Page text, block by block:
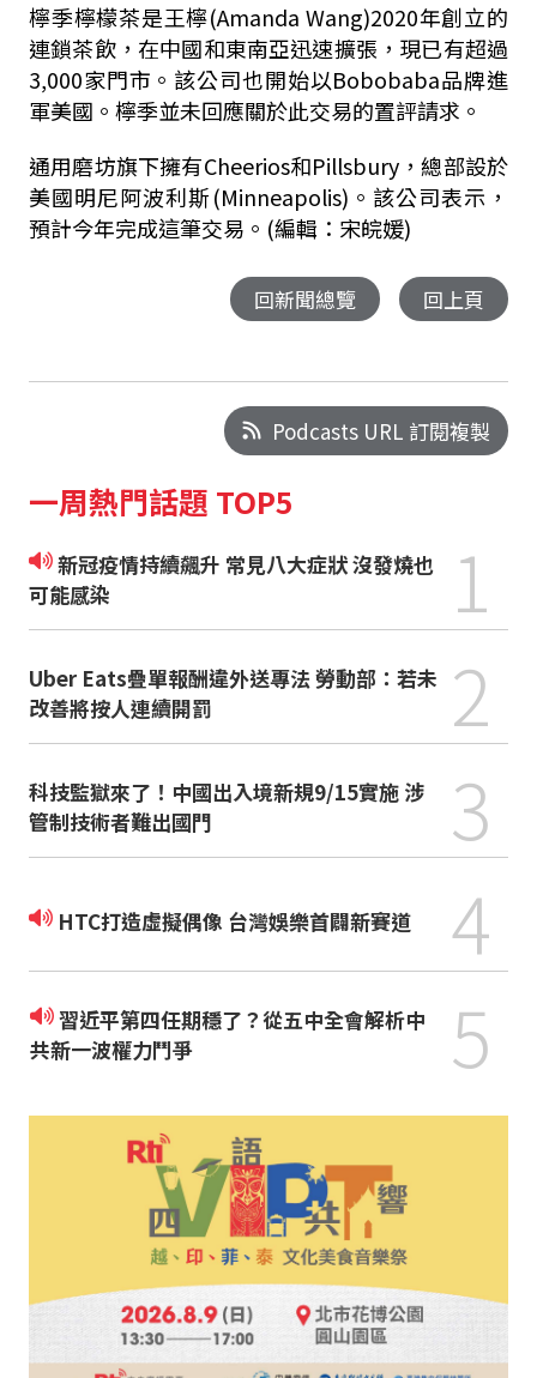
檸季檸檬茶是王檸(Amanda Wang)2020年創立的
連鎖茶飲，在中國和東南亞迅速擴張，現已有超過
3,000家門市。該公司也開始以Bobobaba品牌進
軍美國。檸季並未回應關於此交易的置評請求。
通用磨坊旗下擁有Cheerios和Pillsbury，總部設於
美國明尼阿波利斯(Minneapolis)。該公司表示，
預計今年完成這筆交易。(編輯：宋皖媛)
回新聞總覽 回上頁
Podcasts URL 訂閱複製
一周熱門話題 TOP5
新冠疫情持續飆升 常見八大症狀 沒發燒也
可能感染
1
Uber Eats疊單報酬違外送專法 勞動部：若未
改善將按人連續開罰
2
科技監獄來了！中國出入境新規9/15實施 涉
管制技術者難出國門
3
HTC打造虛擬偶像 台灣娛樂首闢新賽道 4
習近平第四任期穩了？從五中全會解析中
共新一波權力鬥爭
5